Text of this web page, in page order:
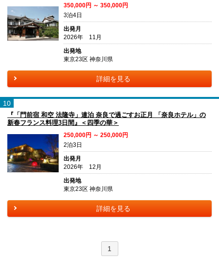
350,000円 ～ 350,000円
3泊4日
出発月
2026年 11月
出発地
東京23区 神奈川県
詳細を見る
10
『「門前宿 和空 法隆寺」連泊 奈良で過ごすお正月 「奈良ホテル」の
新春フランス料理3日間』＜四季の華＞
250,000円 ～ 250,000円
2泊3日
出発月
2026年 12月
出発地
東京23区 神奈川県
詳細を見る
1